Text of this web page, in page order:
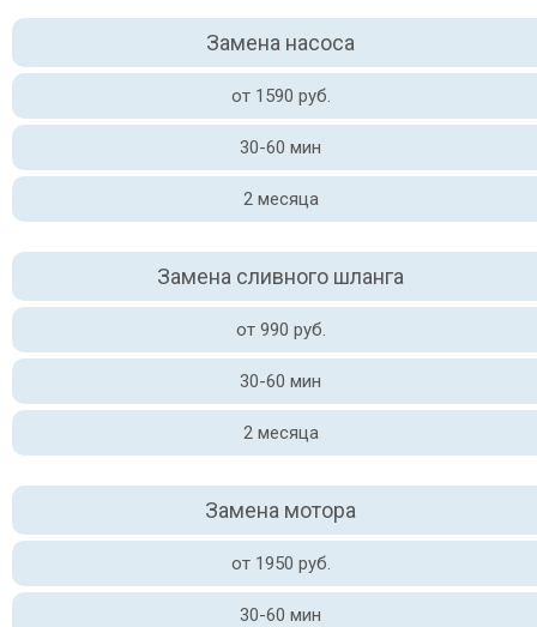
Замена насоса
от 1590 руб.
30-60 мин
2 месяца
Замена сливного шланга
от 990 руб.
30-60 мин
2 месяца
Замена мотора
от 1950 руб.
30-60 мин